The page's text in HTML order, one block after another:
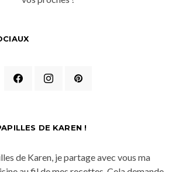
DE KAREN !
de Karen, je partage avec vous ma